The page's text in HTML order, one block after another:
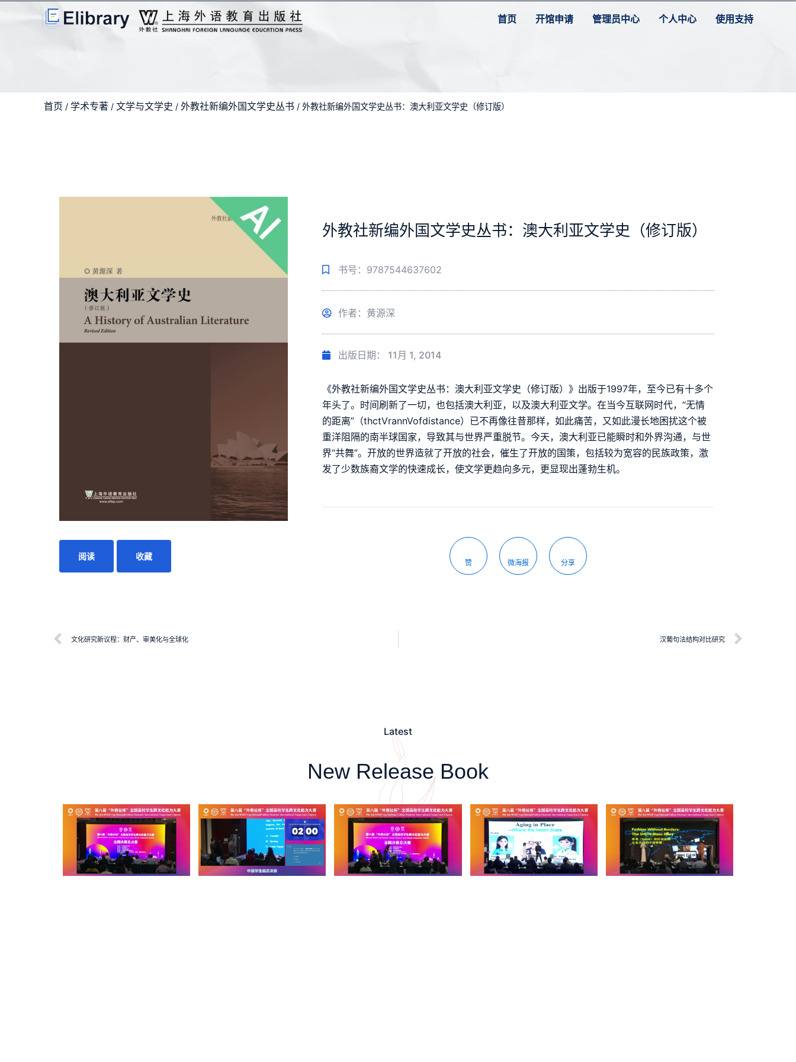
首页 开馆申请 管理员中心 个人中心 使用支持
首页 / 学术专著 / 文学与文学史 / 外教社新编外国文学史丛书 / 外教社新编外国文学史丛书：澳大利亚文学史（修订版）
阅读 收藏
外教社新编外国文学史丛书：澳大利亚文学史（修订版）
书号：9787544637602
作者：黄源深
出版日期： 11月 1, 2014
《外教社新编外国文学史丛书：澳大利亚文学史（修订版）》出版于1997年，至今已有十多个
年头了。时间刷新了一切，也包括澳大利亚，以及澳大利亚文学。在当今互联网时代，“无情
的距离”（thctVrannVofdistance）已不再像往昔那样，如此痛苦，又如此漫长地困扰这个被
重洋阻隔的南半球国家，导致其与世界严重脱节。今天，澳大利亚已能瞬时和外界沟通，与世
界“共舞”。开放的世界造就了开放的社会，催生了开放的国策，包括较为宽容的民族政策，激
发了少数族裔文学的快速成长，使文学更趋向多元，更显现出蓬勃生机。
赞 微海报 分享
文化研究新议程：财产、审美化与全球化 汉葡句法结构对比研究
Latest
New Release Book